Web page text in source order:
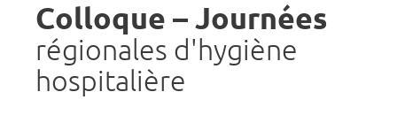
Colloque – Journées
régionales d'hygiène
hospitalière